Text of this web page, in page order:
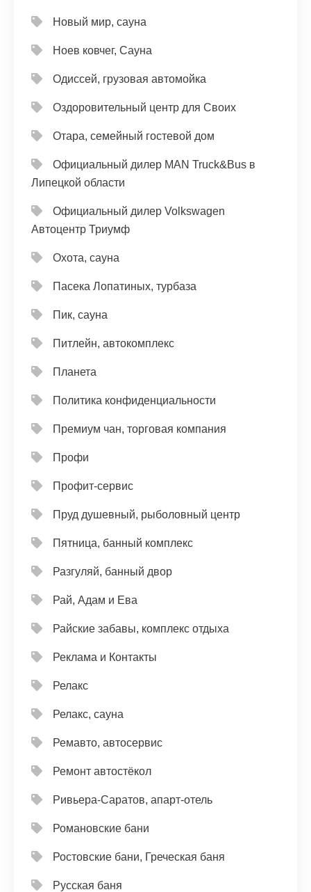
Новый мир, сауна
Ноев ковчег, Сауна
Одиссей, грузовая автомойка
Оздоровительный центр для Своих
Отара, семейный гостевой дом
Официальный дилер MAN Truck&Bus в
Липецкой области
Официальный дилер Volkswagen
Автоцентр Триумф
Охота, сауна
Пасека Лопатиных, турбаза
Пик, сауна
Питлейн, автокомплекс
Планета
Политика конфиденциальности
Премиум чан, торговая компания
Профи
Профит-сервис
Пруд душевный, рыболовный центр
Пятница, банный комплекс
Разгуляй, банный двор
Рай, Адам и Ева
Райские забавы, комплекс отдыха
Реклама и Контакты
Релакс
Релакс, сауна
Ремавто, автосервис
Ремонт автостёкол
Ривьера-Саратов, апарт-отель
Романовские бани
Ростовские бани, Греческая баня
Русская баня